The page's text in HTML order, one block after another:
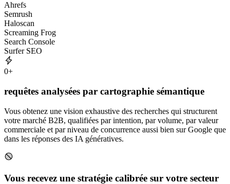
Ahrefs
Semrush
Haloscan
Screaming Frog
Search Console
Surfer SEO
0+
requêtes analysées par cartographie sémantique
Vous obtenez une vision exhaustive des recherches qui structurent
votre marché B2B, qualifiées par intention, par volume, par valeur
commerciale et par niveau de concurrence aussi bien sur Google que
dans les réponses des IA génératives.
Vous recevez une stratégie calibrée sur votre secteur